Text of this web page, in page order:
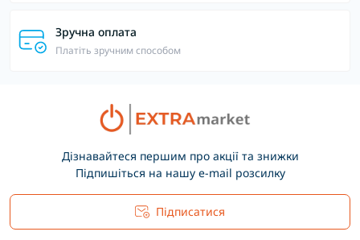
Зручна оплата
Платіть зручним способом
Дізнавайтеся першим про акції та знижки
Підпишіться на нашу e-mail розсилку
Підписатися